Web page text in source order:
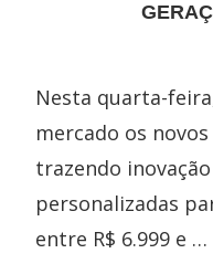
Nesta quarta-
mercado os
trazendo
personalizadas
entre R$ 6.999 e …